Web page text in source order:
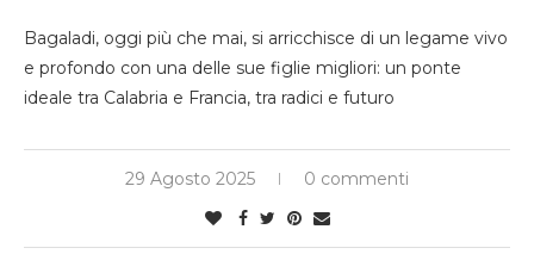
Bagaladi, oggi più che mai, si arricchisce di un legame vivo
e profondo con una delle sue figlie migliori: un ponte
ideale tra Calabria e Francia, tra radici e futuro
29 Agosto 2025 0 commenti